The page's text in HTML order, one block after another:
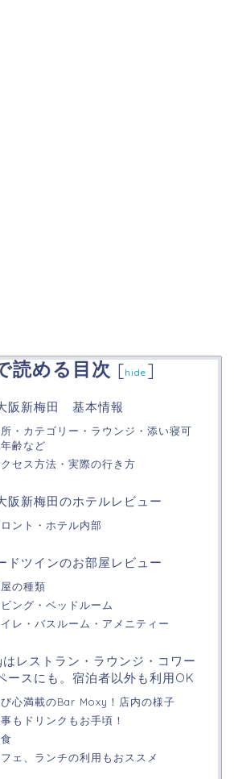
読める目次 [hide ]
阪新梅田 基本情報
・カテゴリー・ラウンジ・添い寝可
齢など
セス方法・実際の行き方
阪新梅田のホテルレビュー
ント・ホテル内部
ドツインのお部屋レビュー
の種類
ビング・ベッドルーム
イレ・バスルーム・アメニティー
レストラン・ラウンジ・コワー
ースにも。宿泊者以外も利用OK
心満載のBar Moxy！店内の様子
もドリンクもお手頃！
ェ、ランチの利用もおススメ